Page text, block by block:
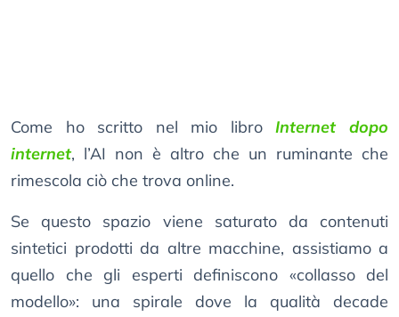
Come ho scritto nel mio libroInternet dopo
internet, l’AI non è altro che un ruminante che
rimescola ciò che trova online.
Se questo spazio viene saturato da contenuti
sintetici prodotti da altre macchine, assistiamo a
quello che gli esperti definiscono «collasso del
modello»: una spirale dove la qualità decade